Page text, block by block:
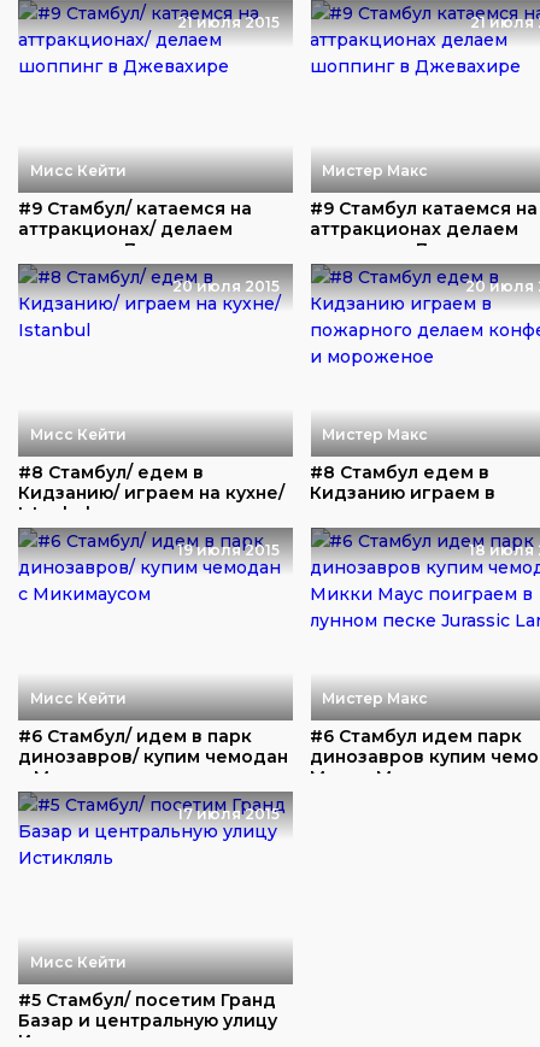
21 июля 2015
Мисс Кейти
#9 Стамбул/ катаемcя на
аттракционах/ делаем
шоппинг в Джева...
21 июля
Мистер Макс
#9 Стамбул катаемcя на
аттракционах делаем
шоппинг в Джевахи...
20 июля 2015
Мисс Кейти
#8 Стамбул/ едем в
Кидзанию/ играем на кухне/
Istanbul
20 июля
Мистер Макс
#8 Стамбул едем в
Кидзанию играем в
конфеты...
19 июля 2015
Мисс Кейти
#6 Стамбул/ идем в парк
динозавров/ купим чемодан
с Микимаус...
18 июля
Мистер Макс
#6 Стамбул идем парк
динозавров купим
Микки Маус пои...
17 июля 2015
Мисс Кейти
#5 Стамбул/ посетим Гранд
Базар и центральную улицу
Истиклял...